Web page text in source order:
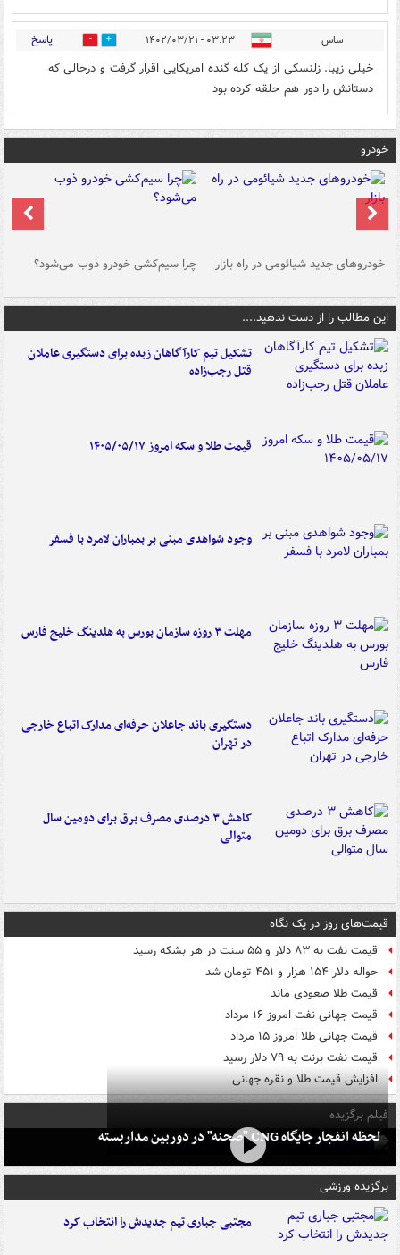
ساس ۰۳:۲۳ - ۱۴۰۲/۰۳/۲۱ 0 پاسخ
خیلی زیبا. زلنسکی از یک کله گنده امریکایی اقرار گرفت و درحالی که
دستانش را دور هم حلقه کرده بود
خودرو
خودروهای جدید شیائومی در راه بازار چرا سیم‌کشی خودرو ذوب می‌شود؟
این مطالب را از دست ندهید....
تشکیل تیم کارآگاهان زبده برای دستگیری عاملان
قتل رجب‌زاده
قیمت طلا و سکه امروز ۱۴۰۵/۰۵/۱۷
وجود شواهدی مبنی بر بمباران لامرد با فسفر
مهلت ۳ روزه سازمان بورس به هلدینگ خلیج فارس
دستگیری باند جاعلان حرفه‌ای مدارک اتباع خارجی
در تهران
کاهش ۳ درصدی مصرف برق برای دومین سال
متوالی
قیمت‌های روز در یک نگاه
قیمت نفت به ۸۳ دلار و ۵۵ سنت در هر بشکه رسید
حواله دلار ۱۵۴ هزار و ۴۵۱ تومان شد
قیمت طلا صعودی ماند
قیمت جهانی نفت امروز ۱۶ مرداد
قیمت جهانی طلا امروز ۱۵ مرداد
قیمت نفت برنت به ۷۹ دلار رسید
افزایش قیمت طلا و نقره جهانی
فیلم برگزیده
لحظه انفجار جایگاه CNG "صحنه" در دوربین مداربسته
برگزیده ورزشی
مجتبی جباری تیم جدیدش را انتخاب کرد